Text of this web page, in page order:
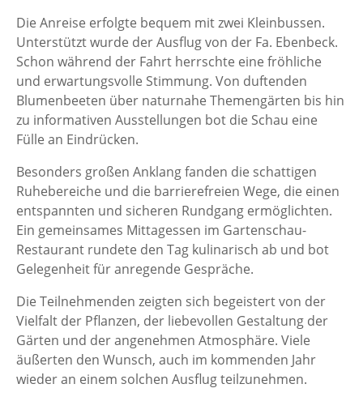
Die Anreise erfolgte bequem mit zwei Kleinbussen.
Unterstützt wurde der Ausflug von der Fa. Ebenbeck.
Schon während der Fahrt herrschte eine fröhliche
und erwartungsvolle Stimmung. Von duftenden
Blumenbeeten über naturnahe Themengärten bis hin
zu informativen Ausstellungen bot die Schau eine
Fülle an Eindrücken.
Besonders großen Anklang fanden die schattigen
Ruhebereiche und die barrierefreien Wege, die einen
entspannten und sicheren Rundgang ermöglichten.
Ein gemeinsames Mittagessen im Gartenschau-
Restaurant rundete den Tag kulinarisch ab und bot
Gelegenheit für anregende Gespräche.
Die Teilnehmenden zeigten sich begeistert von der
Vielfalt der Pflanzen, der liebevollen Gestaltung der
Gärten und der angenehmen Atmosphäre. Viele
äußerten den Wunsch, auch im kommenden Jahr
wieder an einem solchen Ausflug teilzunehmen.